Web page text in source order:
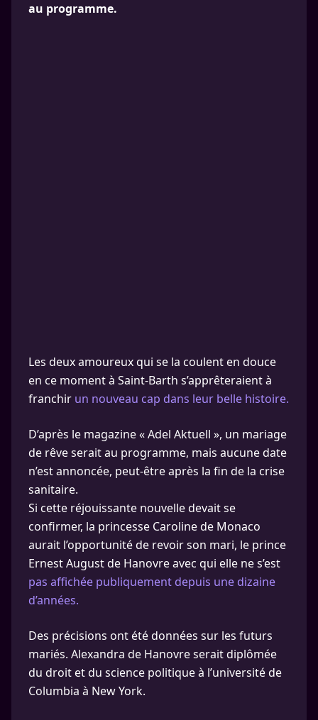
au programme.
Les deux amoureux qui se la coulent en douce
en ce moment à Saint-Barth s’apprêteraient à
franchir un nouveau cap dans leur belle histoire.
D’après le magazine « Adel Aktuell », un mariage
de rêve serait au programme, mais aucune date
n’est annoncée, peut-être après la fin de la crise
sanitaire.
Si cette réjouissante nouvelle devait se
confirmer, la princesse Caroline de Monaco
aurait l’opportunité de revoir son mari, le prince
Ernest August de Hanovre avec qui elle ne s’est
pas affichée publiquement depuis une dizaine
d’années.
Des précisions ont été données sur les futurs
mariés. Alexandra de Hanovre serait diplômée
du droit et du science politique à l’université de
Columbia à New York.